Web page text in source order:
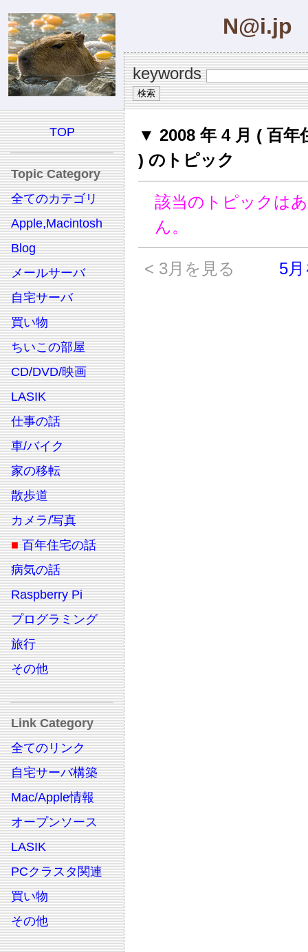
N@i.jp
keywords
TOP
Topic Category
全てのカテゴリ
Apple,Macintosh
Blog
メールサーバ
自宅サーバ
買い物
ちいこの部屋
CD/DVD/映画
LASIK
仕事の話
車/バイク
家の移転
散歩道
カメラ/写真
■ 百年住宅の話
病気の話
Raspberry Pi
プログラミング
旅行
その他
Link Category
全てのリンク
自宅サーバ構築
Mac/Apple情報
オープンソース
LASIK
PCクラスタ関連
買い物
その他
▼ 2008 年 4 月 ( 百年
) のトピック
該当のトピックは
ん。
< 3月を見る 5